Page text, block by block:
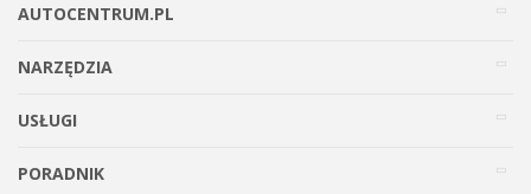
AUTOCENTRUM.PL
NARZĘDZIA
USŁUGI
PORADNIK